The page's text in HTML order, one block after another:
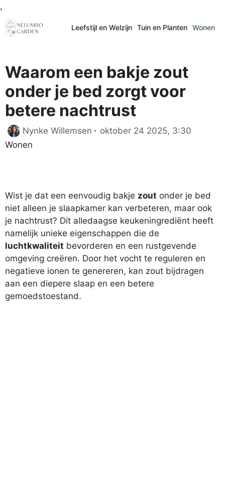
,
naar
de
Leefstijl en Welzijn Tuin en Planten Wonen
Waarom een bakje zout
onder je bed zorgt voor
betere nachtrust
Nynke Willemsen oktober 24 2025, 3:30
Wonen
Wist je dat een eenvoudig bakje zout onder je bed
niet alleen je slaapkamer kan verbeteren, maar ook
je nachtrust? Dit alledaagse keukeningrediënt heeft
namelijk unieke eigenschappen die de
luchtkwaliteit bevorderen en een rustgevende
omgeving creëren. Door het vocht te reguleren en
negatieve ionen te genereren, kan zout bijdragen
aan een diepere slaap en een betere
gemoedstoestand.